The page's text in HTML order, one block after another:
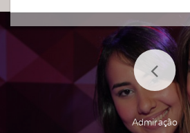
Admiração